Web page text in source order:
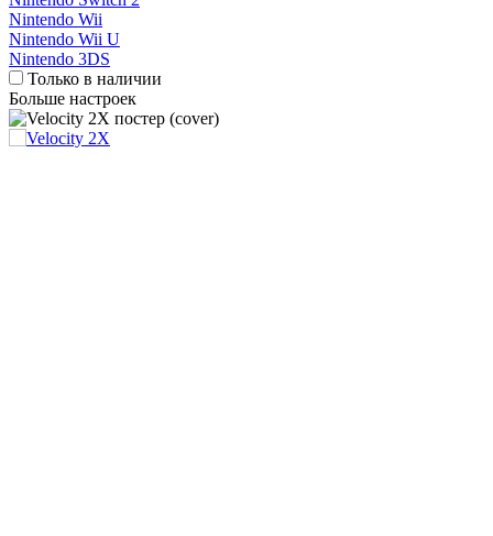
Nintendo Wii
Nintendo Wii U
Nintendo 3DS
Только в наличии
Больше настроек